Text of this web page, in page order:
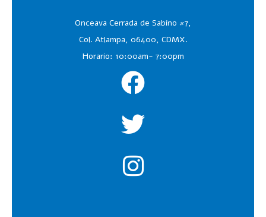
Onceava Cerrada de Sabino #7,
Col. Atlampa, 06400, CDMX.
Horario: 10:00am- 7:00pm